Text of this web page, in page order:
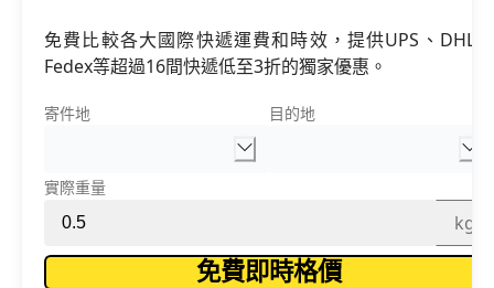
免費比較各大國際快遞運費和時效，提供UPS、DHL、
Fedex等超過16間快遞低至3折的獨家優惠。
寄件地 目的地
實際重量
kg
免費即時格價